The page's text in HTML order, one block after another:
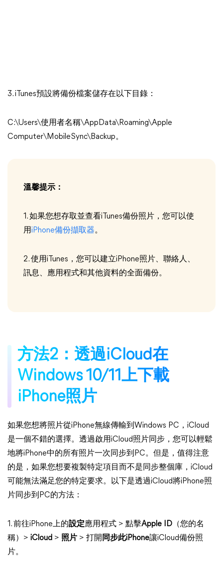
3. iTunes預設將備份檔案儲存在以下目錄：
C:\Users\使用者名稱\AppData\Roaming\Apple
Computer\MobileSync\Backup。
溫馨提示：
1. 如果您想存取並查看iTunes備份照片，您可以使
用iPhone備份擷取器。
2. 使用iTunes，您可以建立iPhone照片、聯絡人、
訊息、應用程式和其他資料的全面備份。
方法2：透過iCloud在
Windows 10/11上下載
iPhone照片
如果您想將照片從iPhone無線傳輸到Windows PC，iCloud
是一個不錯的選擇。透過啟用iCloud照片同步，您可以輕鬆
地將iPhone中的所有照片一次同步到PC。但是，值得注意
的是，如果您想要複製特定項目而不是同步整個庫，iCloud
可能無法滿足您的特定要求。以下是透過iCloud將iPhone照
片同步到PC的方法：
1. 前往iPhone上的設定應用程式 > 點擊Apple ID （您的名
稱）> iCloud > 照片 > 打開 同步此iPhone讓iCloud備份照
片。